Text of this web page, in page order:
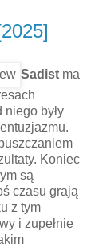
Sadist ma
niego były
Koniec
są
czasu grają
z tym
i zupełnie